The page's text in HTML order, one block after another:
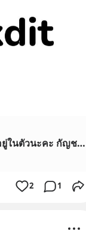
[อาทิตย์เรือนสิบ] ของทุกอย่างมีทั้งคุณและโทษอยู่ในตัวนะคะ กัญชาประกอบด้วยสารอย่างต่ำ 60 ชนิด ส่วนสำคัญที่รู้จักกันดีก็คือ cannabinoids ซึ่งเป็น active component ของกัญชา ได้แก่ delta-9 tetrahydrocannabinol (THC) ซึ่งออ
2 1